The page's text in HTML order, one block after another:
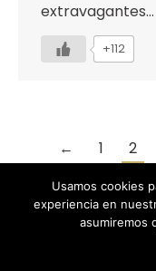
extravagantes…
+112
← 1 2
Usamos cookies
experiencia en
asumiremos